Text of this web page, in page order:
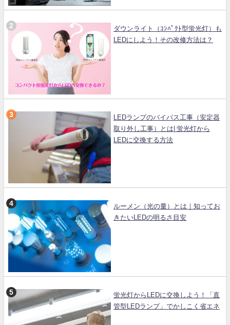
ダウンライト（ｺﾝﾊﾟｸﾄ型蛍光灯）も
LEDにしよう！その改修方法は？
LEDランプのバイパス工事（安定器
取り外し工事）とは| 蛍光灯から
LEDに交換する方法
ルーメン（光の量）とは｜知ってお
きたいLEDの明るさ目安
蛍光灯からLEDに交換しよう！「直
管型LEDランプ」でかしこく省エネ